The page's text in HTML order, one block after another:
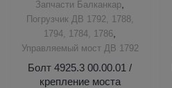
Запчасти Балканкар
Погрузчик ДВ 1792, 1788,
1794, 1784, 1786
Управляемый мост ДВ 1792
Болт 4925.3 00.00.01 /
крепление моста